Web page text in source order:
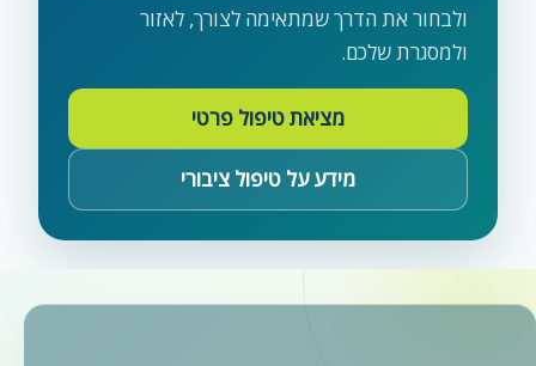
ולבחור את הדרך שמתאימה לצורך, לאזור
ולמסגרת שלכם.
מציאת טיפול פרטי
מידע על טיפול ציבורי